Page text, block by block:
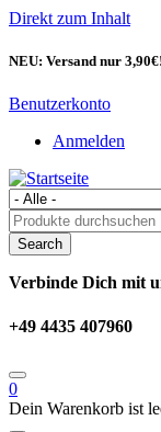
Direkt zum Inhalt
NEU: Versand nur
Benutzerkonto
Anmelden
Verbinde Dich mit
+49 4435 407960
0
Dein Warenkorb ist